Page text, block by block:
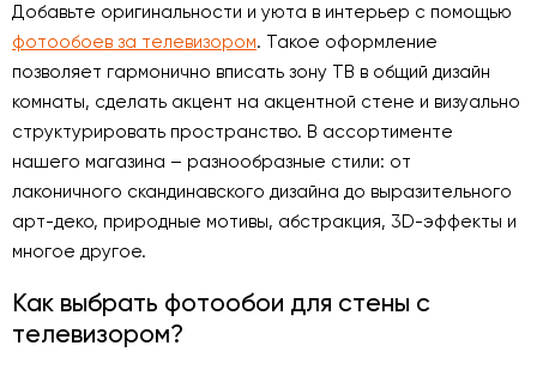
Добавьте оригинальности и уюта в интерьер с помощью
фотообоев за телевизором. Такое оформление
позволяет гармонично вписать зону ТВ в общий дизайн
комнаты, сделать акцент на акцентной стене и визуально
структурировать пространство. В ассортименте
нашего магазина – разнообразные стили: от
лаконичного скандинавского дизайна до выразительного
арт-деко, природные мотивы, абстракция, 3D-эффекты и
многое другое.
Как выбрать фотообои для стены с
телевизором?